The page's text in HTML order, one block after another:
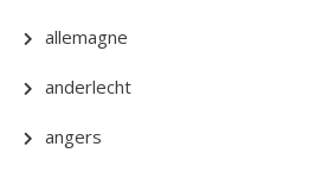
allemagne
anderlecht
angers